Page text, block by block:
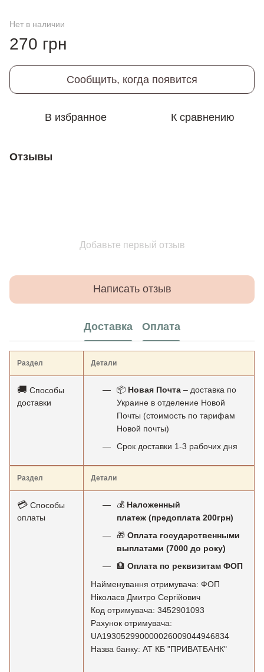
Нет в наличии
270 грн
Сообщить, когда появится
В избранное К сравнению
Отзывы
Добавьте первый отзыв
Написать отзыв
Доставка Оплата
Раздел Детали
🚚 Способы
доставки
📦 Новая Почта – доставка по
Украине в отделение Новой
Почты (стоимость по тарифам
Новой почты)
Срок доставки 1-3 рабочих дня
Раздел Детали
💳 Способы
оплаты
💰 Наложенный
платеж (предоплата 200грн)
🎁 Оплата государственными
выплатами (7000 до року)
🏦 Оплата по реквизитам ФОП
Найменування отримувача: ФОП
Ніколаєв Дмитро Сергійович
Код отримувача: 3452901093
Рахунок отримувача:
UA193052990000026009044946834
Назва банку: АТ КБ "ПРИВАТБАНК"